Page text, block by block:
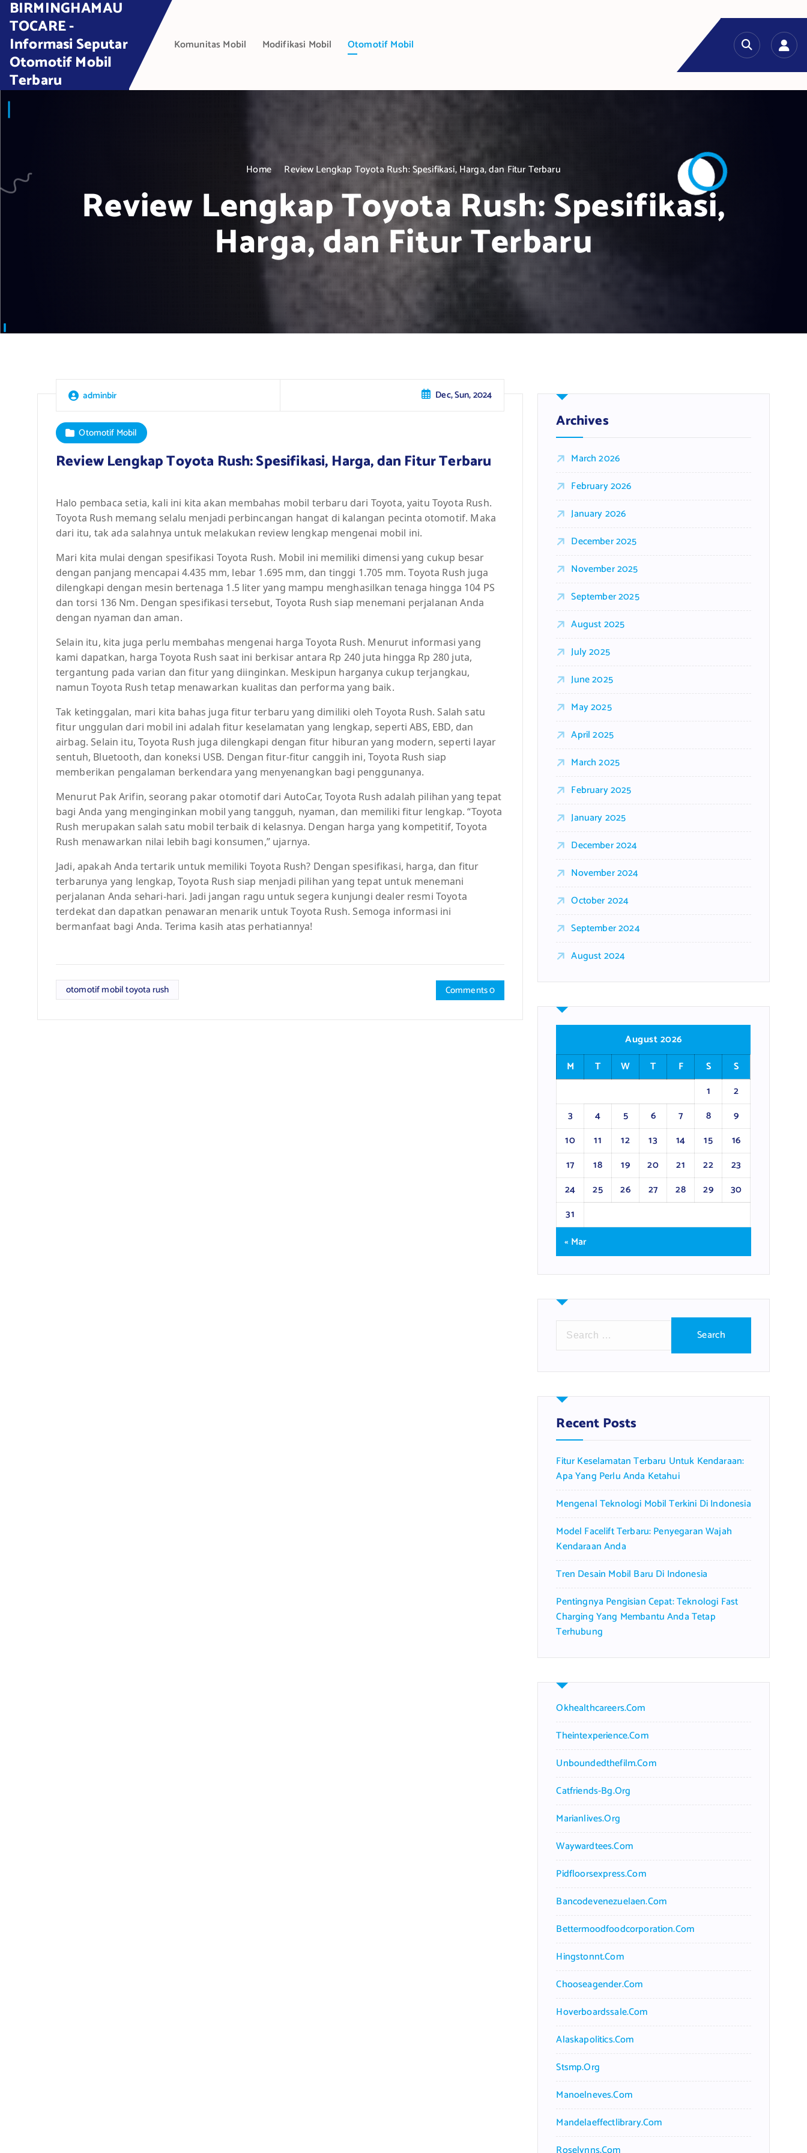
t
BIRMINGHAMAU
TOCARE -
Informasi Seputar
Otomotif Mobil
Terbaru
Komunitas Mobil Modifikasi Mobil Otomotif Mobil
Home Review Lengkap Toyota Rush: Spesifikasi, Harga, dan Fitur Terbaru
Review Lengkap Toyota Rush: Spesifikasi,
Harga, dan Fitur Terbaru
adminbir Dec, Sun, 2024
Otomotif Mobil
Review Lengkap Toyota Rush: Spesifikasi, Harga, dan Fitur Terbaru
Halo pembaca setia, kali ini kita akan membahas mobil terbaru dari Toyota, yaitu Toyota Rush.
Toyota Rush memang selalu menjadi perbincangan hangat di kalangan pecinta otomotif. Maka
dari itu, tak ada salahnya untuk melakukan review lengkap mengenai mobil ini.
Mari kita mulai dengan spesifikasi Toyota Rush. Mobil ini memiliki dimensi yang cukup besar
dengan panjang mencapai 4.435 mm, lebar 1.695 mm, dan tinggi 1.705 mm. Toyota Rush juga
dilengkapi dengan mesin bertenaga 1.5 liter yang mampu menghasilkan tenaga hingga 104 PS
dan torsi 136 Nm. Dengan spesifikasi tersebut, Toyota Rush siap menemani perjalanan Anda
dengan nyaman dan aman.
Selain itu, kita juga perlu membahas mengenai harga Toyota Rush. Menurut informasi yang
kami dapatkan, harga Toyota Rush saat ini berkisar antara Rp 240 juta hingga Rp 280 juta,
tergantung pada varian dan fitur yang diinginkan. Meskipun harganya cukup terjangkau,
namun Toyota Rush tetap menawarkan kualitas dan performa yang baik.
Tak ketinggalan, mari kita bahas juga fitur terbaru yang dimiliki oleh Toyota Rush. Salah satu
fitur unggulan dari mobil ini adalah fitur keselamatan yang lengkap, seperti ABS, EBD, dan
airbag. Selain itu, Toyota Rush juga dilengkapi dengan fitur hiburan yang modern, seperti layar
sentuh, Bluetooth, dan koneksi USB. Dengan fitur-fitur canggih ini, Toyota Rush siap
memberikan pengalaman berkendara yang menyenangkan bagi penggunanya.
Menurut Pak Arifin, seorang pakar otomotif dari AutoCar, Toyota Rush adalah pilihan yang tepat
bagi Anda yang menginginkan mobil yang tangguh, nyaman, dan memiliki fitur lengkap. “Toyota
Rush merupakan salah satu mobil terbaik di kelasnya. Dengan harga yang kompetitif, Toyota
Rush menawarkan nilai lebih bagi konsumen,” ujarnya.
Jadi, apakah Anda tertarik untuk memiliki Toyota Rush? Dengan spesifikasi, harga, dan fitur
terbarunya yang lengkap, Toyota Rush siap menjadi pilihan yang tepat untuk menemani
perjalanan Anda sehari-hari. Jadi jangan ragu untuk segera kunjungi dealer resmi Toyota
terdekat dan dapatkan penawaran menarik untuk Toyota Rush. Semoga informasi ini
bermanfaat bagi Anda. Terima kasih atas perhatiannya!
otomotif mobil toyota rush Comments 0
Archives
March 2026
February 2026
January 2026
December 2025
November 2025
September 2025
August 2025
July 2025
June 2025
May 2025
April 2025
March 2025
February 2025
January 2025
December 2024
November 2024
October 2024
September 2024
August 2024
August 2026
M
T W T F S
S
1
2
3
4 5 6 7 8
9
10
11 12 13 14 15
16
17
18 19 20 21 22
23
24
25 26 27 28 29
30
31
« Mar
r
h
f
o
:
Recent Posts
Fitur Keselamatan Terbaru Untuk Kendaraan:
Apa Yang Perlu Anda Ketahui
Mengenal Teknologi Mobil Terkini Di Indonesia
Model Facelift Terbaru: Penyegaran Wajah
Kendaraan Anda
Tren Desain Mobil Baru Di Indonesia
Pentingnya Pengisian Cepat: Teknologi Fast
Charging Yang Membantu Anda Tetap
Terhubung
Okhealthcareers.com
Theintexperience.com
Unboundedthefilm.com
Catfriends-Bg.org
Marianlives.org
Waywardtees.com
Pidfloorsexpress.com
Bancodevenezuelaen.com
Bettermoodfoodcorporation.com
Hingstonnt.com
Chooseagender.com
Hoverboardssale.com
Alaskapolitics.com
Stsmp.org
Manoelneves.com
Mandelaeffectlibrary.com